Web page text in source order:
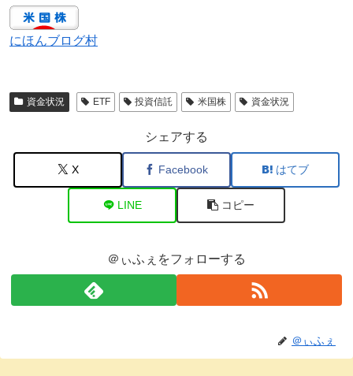
にほんブログ村
資金状況 ETF 投資信託 米国株 資金状況
シェアする
X Facebook はてブ
LINE コピー
＠ぃふぇをフォローする
＠ぃふぇ